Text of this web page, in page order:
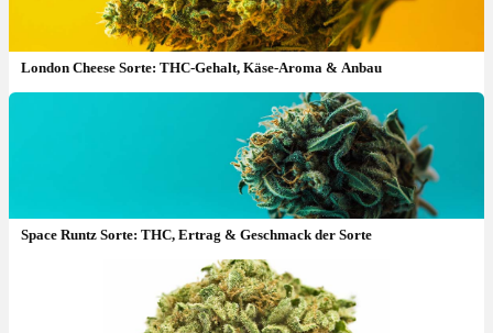
London Cheese Sorte: THC-Gehalt, Käse-Aroma & Anbau
Space Runtz Sorte: THC, Ertrag & Geschmack der Sorte